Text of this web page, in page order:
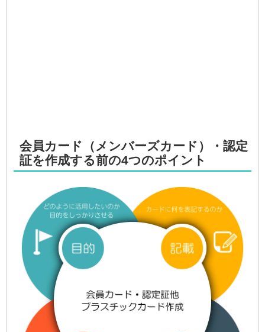
会員カード（メンバーズカード）・認定
証を作成する前の4つのポイント